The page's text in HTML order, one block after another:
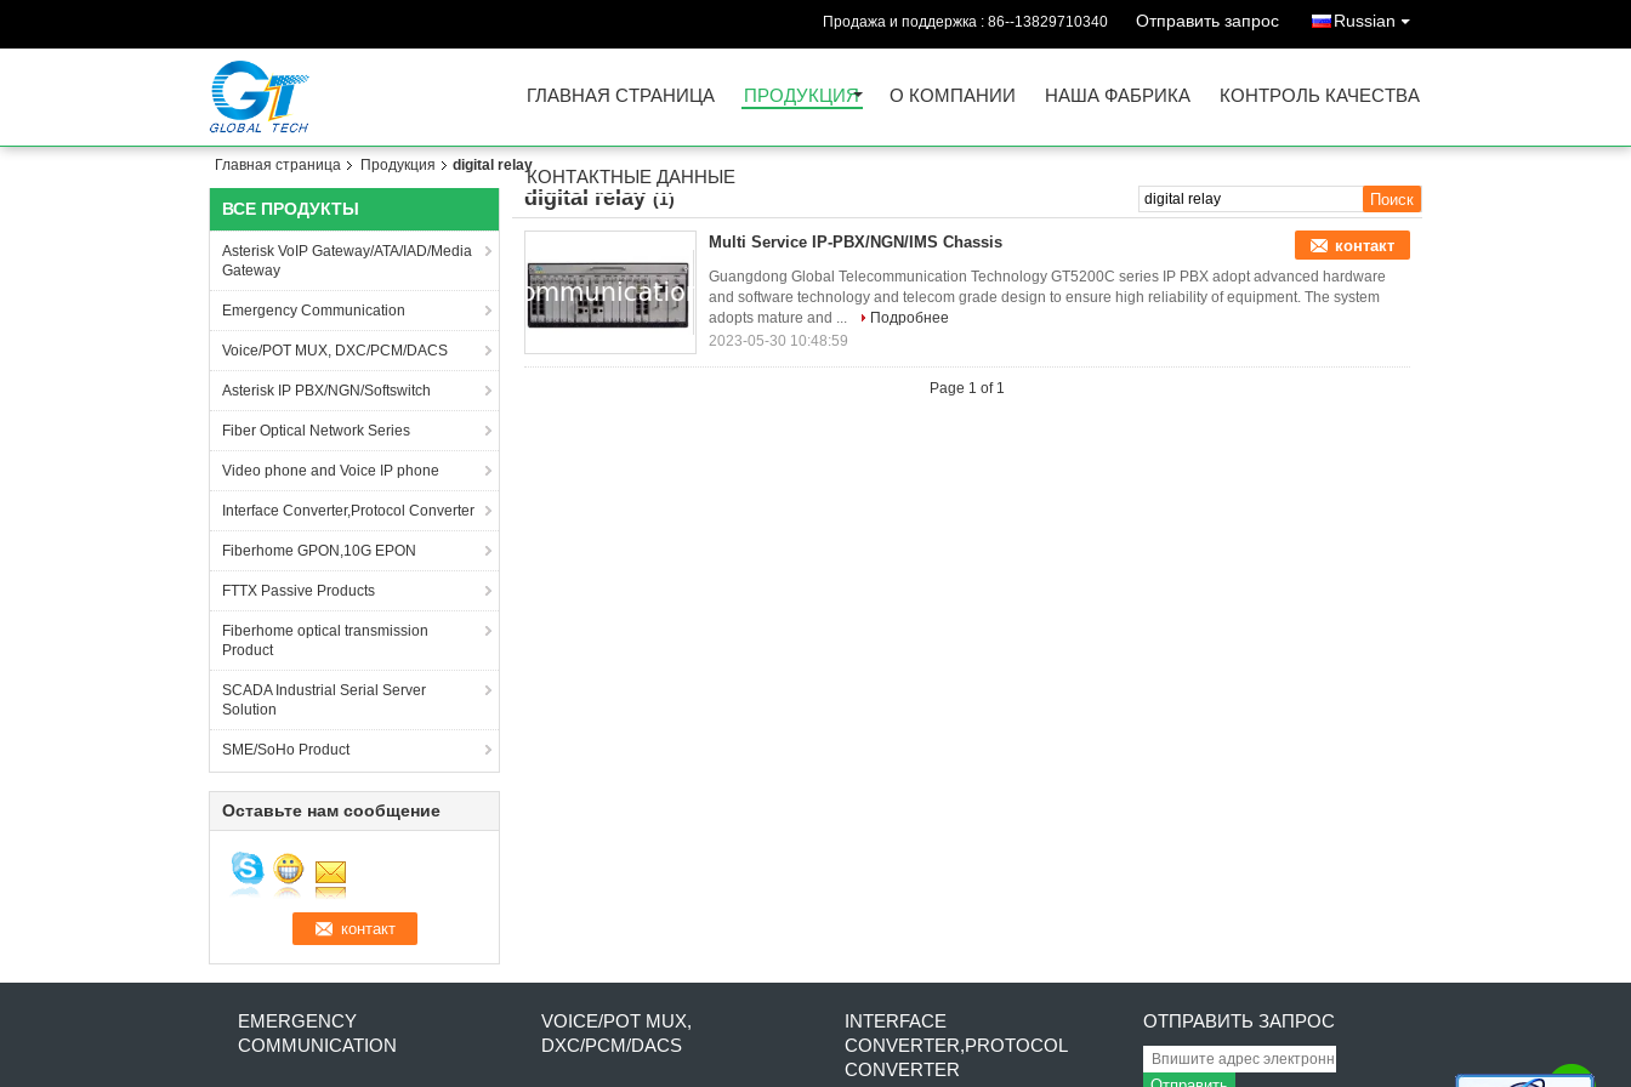
Продажа и поддержка : 86--13829710340 Отправить запрос Russian
ГЛАВНАЯ СТРАНИЦА ПРОДУКЦИЯ О КОМПАНИИ НАША ФАБРИКА КОНТРОЛЬ КАЧЕСТВА
КОНТАКТНЫЕ ДАННЫЕ
Главная страница Продукция digital relay
ВСЕ ПРОДУКТЫ
Asterisk VoIP Gateway/ATA/IAD/Media
Gateway
Emergency Communication
Voice/POT MUX, DXC/PCM/DACS
Asterisk IP PBX/NGN/Softswitch
Fiber Optical Network Series
Video phone and Voice IP phone
Interface Converter,Protocol Converter
Fiberhome GPON,10G EPON
FTTX Passive Products
Fiberhome optical transmission
Product
SCADA Industrial Serial Server
Solution
SME/SoHo Product
Оставьте нам сообщение
digital relay (1)
Multi Service IP-PBX/NGN/IMS Chassis контакт
Guangdong Global Telecommunication Technology GT5200C series IP PBX adopt advanced hardware
and software technology and telecom grade design to ensure high reliability of equipment. The system
adopts mature and ...
Подробнее
2023-05-30 10:48:59
Page 1 of 1
EMERGENCY
COMMUNICATION
VOICE/POT MUX,
DXC/PCM/DACS
INTERFACE
CONVERTER,PROTOCOL
CONVERTER
ОТПРАВИТЬ ЗАПРОС